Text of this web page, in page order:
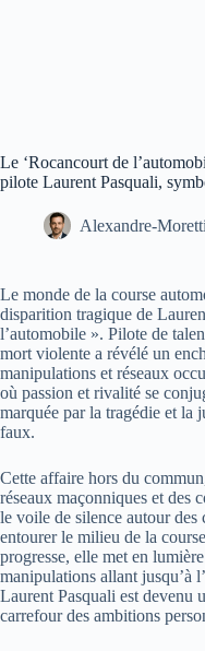
Le ‘Rocancourt de
pilote Laurent Pasquali,
Alexandre-Moretti
Le monde de la course
disparition tragique de
l’automobile ». Pilote de
mort violente a révélé un
manipulations et réseaux
où passion et rivalité se
marquée par la tragédie et la
faux.
Cette affaire hors du
réseaux maçonniques et des
le voile de silence autour des
entourer le milieu de la
progresse, elle met en
manipulations allant jusqu’à
Laurent Pasquali est devenu
carrefour des ambitions